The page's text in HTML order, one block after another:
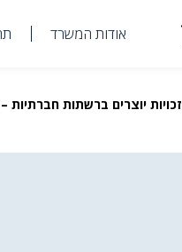
אודות המשרד
זכויות יוצרים ברשתות